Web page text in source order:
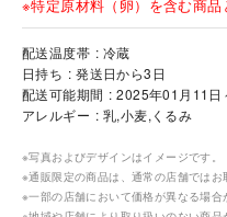
※特定原材料（卵）を含む商
配送温度帯
冷蔵
日持ち
発送日から3日
配送可能期間
2025年01月11日
アレルギー
乳,小麦,くるみ
※写真およびデザインはイメージです。
※通販限定の商品は、通常の店舗ではお
※一部の店舗において価格が異なる場合